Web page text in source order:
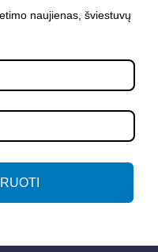
naujienas, šviestuvų